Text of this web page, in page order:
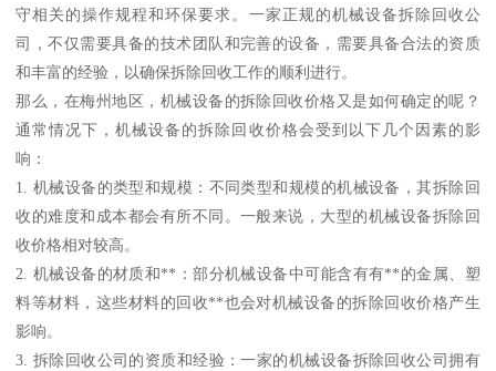
守相关的操作规程和环保要求。一家正规的机械设备拆除回收公
司，不仅需要具备的技术团队和完善的设备，需要具备合法的资质
和丰富的经验，以确保拆除回收工作的顺利进行。
那么，在梅州地区，机械设备的拆除回收价格又是如何确定的呢？
通常情况下，机械设备的拆除回收价格会受到以下几个因素的影
响：
1. 机械设备的类型和规模：不同类型和规模的机械设备，其拆除回
收的难度和成本都会有所不同。一般来说，大型的机械设备拆除回
收价格相对较高。
2. 机械设备的材质和**：部分机械设备中可能含有有**的金属、塑
料等材料，这些材料的回收**也会对机械设备的拆除回收价格产生
影响。
3. 拆除回收公司的资质和经验：一家的机械设备拆除回收公司拥有